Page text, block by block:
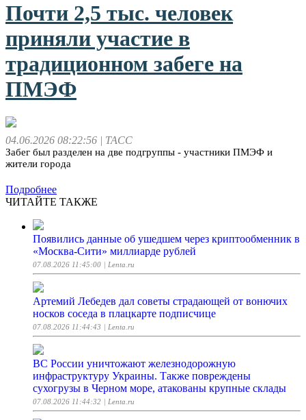
Почти 2,5 тыс. человек
приняли участие в
традиционном забеге на
ПМЭФ
04.06.2026 08:22:56 | ТАСС
Забег был разделен на две подгруппы - участники ПМЭФ и
жители города
Подробнее
ЧИТАЙТЕ ТАКЖЕ
Появились данные об ушедшем через криптообменник в
«Москва-Сити» миллиарде рублей
07.08.2026 11:45:00 | Lenta.ru
Артемий Лебедев дал советы страдающей от вонючих
носков соседа в плацкарте подписчице
07.08.2026 11:44:43 | Lenta.ru
ВС России уничтожают железнодорожную
инфраструктуру Украины. Также повреждены
сухогрузы в Черном море, атакованы крупные склады
07.08.2026 11:44:32 | Lenta.ru